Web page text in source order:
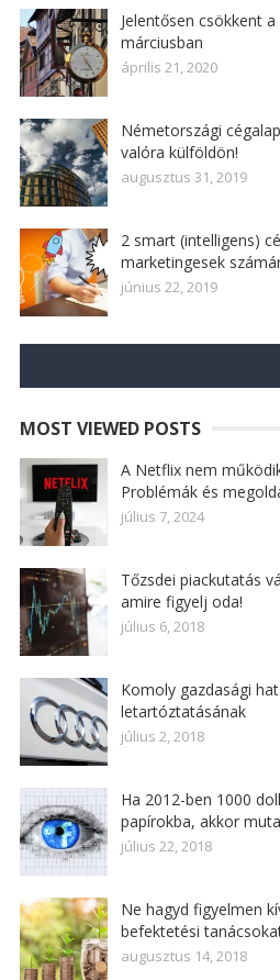
Jelentősen csökkent
márciusban
április 21, 2020
Németországi
valóra külföldön!
augusztus 31, 2019
2 smart (intelligens)
marketingesek
június 22, 2019
MOST VIEWED POSTS
A Netflix nem
Problémák és
július 7, 2024
Tőzsdei piackutatás
amire figyelj oda!
július 6, 2018
Komoly gazdasági
letartóztatásának
július 2, 2018
Ha 2012-ben 1000
papírokba, akkor
július 22, 2018
Ne hagyd figyelmen
befektetési
augusztus 14, 2018